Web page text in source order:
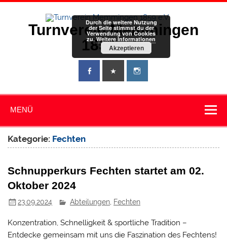
Zum
Turnverein Memmingen
1859 e.V.
MENÜ
Kategorie: Fechten
Schnupperkurs Fechten startet am 02.
Oktober 2024
23.09.2024 Abteilungen Fechten
Konzentration, Schnelligkeit & sportliche Tradition –
Entdecke gemeinsam mit uns die Faszination des Fechtens!
Durch die weitere Nutzung
der Seite stimmst du der
Verwendung von Cookies
zu.Weitere Informationen
Akzeptieren